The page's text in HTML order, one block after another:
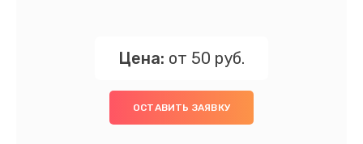
Цена: от 50 руб.
ОСТАВИТЬ ЗАЯВКУ